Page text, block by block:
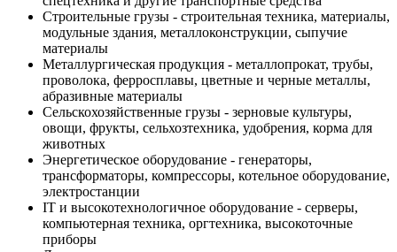
Строительные грузы - строительная техника, материалы,
модульные здания, металлоконструкции, сыпучие
материалы
Металлургическая продукция - металлопрокат, трубы,
проволока, ферросплавы, цветные и черные металлы,
абразивные материалы
Сельскохозяйственные грузы - зерновые культуры,
овощи, фрукты, сельхозтехника, удобрения, корма для
животных
Энергетическое оборудование - генераторы,
трансформаторы, компрессоры, котельное оборудование,
электростанции
IT и высокотехнологичное оборудование - серверы,
компьютерная техника, оргтехника, высокоточные
приборы